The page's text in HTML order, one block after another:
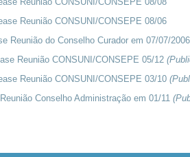
Reunião CONSUNI/CONSEPE 08/06
Reunião do Conselho Curador em 07/07/2006
Reunião CONSUNI/CONSEPE 05/12
Reunião CONSUNI/CONSEPE 03/10
Conselho Administração em 01/11